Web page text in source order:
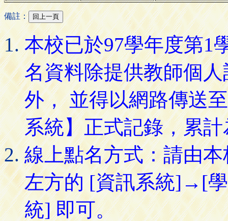
備註：
本校已於97學年度第1
名資料除提供教師個
外， 並得以網路傳送
系統】正式記錄，累
線上點名方式：請由
左方的 [資訊系統]→[
統] 即可。